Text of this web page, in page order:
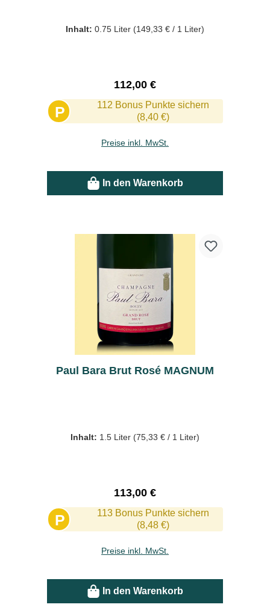
Inhalt: 0.75 Liter (149,33 € / 1 Liter)
Regulärer Preis:
112,00 €
P
112 Bonus Punkte sichern
(8,40 €)
Preise inkl. MwSt.
In den Warenkorb
Paul Bara Brut Rosé MAGNUM
Inhalt: 1.5 Liter (75,33 € / 1 Liter)
Regulärer Preis:
113,00 €
P
113 Bonus Punkte sichern
(8,48 €)
Preise inkl. MwSt.
In den Warenkorb